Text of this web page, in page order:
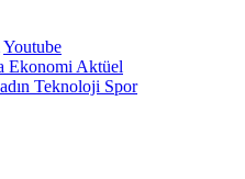
Youtube
Ekonomi Aktüel
Teknoloji Spor